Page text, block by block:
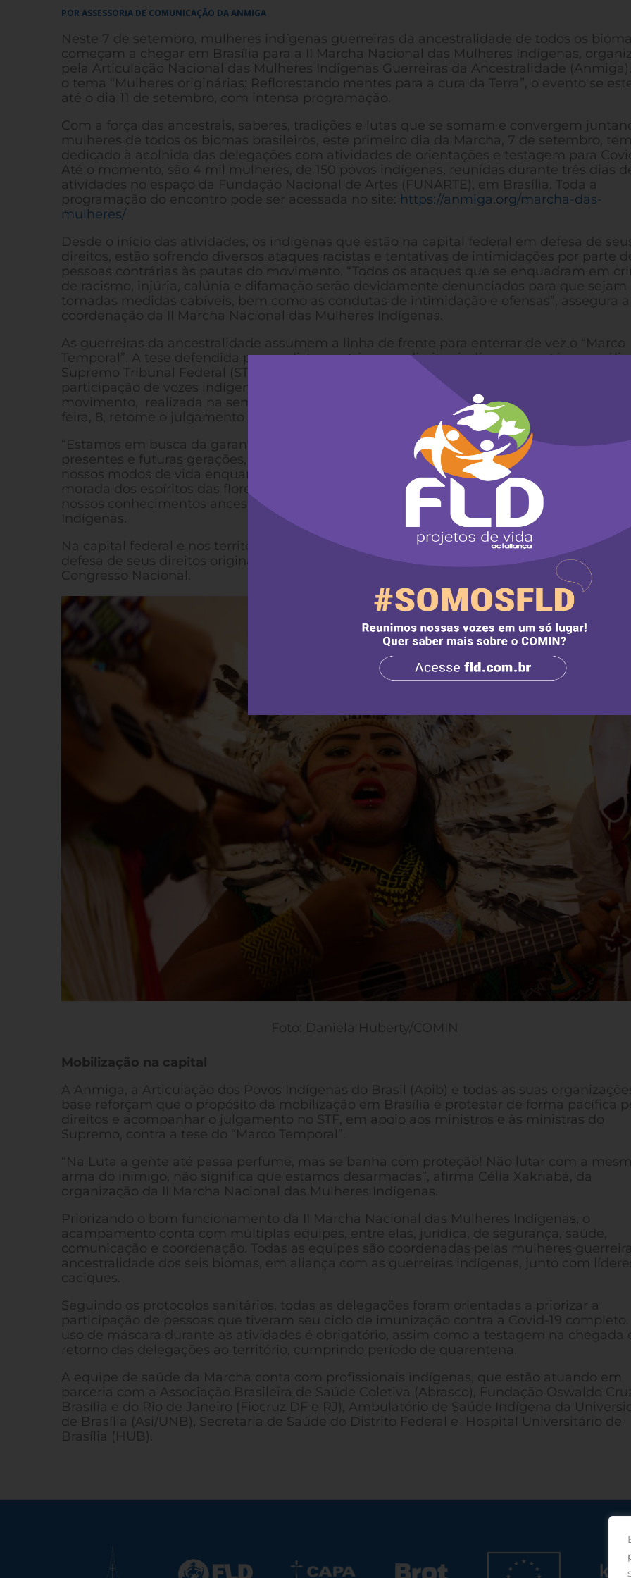
POR ASSESSORIA DE COMUNICAÇÃO DA ANMIGA
Neste 7 de setembro, mulheres indígenas guerreiras da ancestralidade de todos os
começam a chegar em Brasília para a II Marcha Nacional das Mulheres Indígenas,
pela Articulação Nacional das Mulheres Indígenas Guerreiras da Ancestralidade (Anmiga).
o tema “Mulheres originárias: Reflorestando mentes para a cura da Terra”, o evento se
até o dia 11 de setembro, com intensa programação.
Com a força das ancestrais, saberes, tradições e lutas que se somam e convergem
mulheres de todos os biomas brasileiros, este primeiro dia da Marcha, 7 de setembro,
dedicado à acolhida das delegações com atividades de orientações e testagem para
Até o momento, são 4 mil mulheres, de 150 povos indígenas, reunidas durante três dias
atividades no espaço da Fundação Nacional de Artes (FUNARTE), em Brasília. Toda a
programação do encontro pode ser acessada no site: https://anmiga.org/marcha-das-
mulheres/
Desde o início das atividades, os indígenas que estão na capital federal em defesa de
direitos, estão sofrendo diversos ataques racistas e tentativas de intimidações por parte
pessoas contrárias às pautas do movimento. “Todos os ataques que se enquadram em
de racismo, injúria, calúnia e difamação serão devidamente denunciados para que sejam
tomadas medidas cabíveis, bem como as condutas de intimidação e ofensas”, assegura a
coordenação da II Marcha Nacional das Mulheres Indígenas.
As guerreiras da ancestralidade assumem a
linha de frente para enterrar de vez o “Marco
Temporal”. A tese defendida por ruralistas restringe os direitos indígenas e está em
Supremo Tribunal Federal (STF). Após a apresentação de todas as sustentações orais que
participação de vozes indígenas, considerada por nós mulheres como marco na história do
movimento, realizada na semana passada, a previsão é de que a sessão da Corte desta
feira, 8, retome o julgamento que irá definir o futuro de todas as terras indígenas no Brasil.
“Estamos em busca da garantia de nossos territórios, pelas que nos antecederam, para as
presentes e futuras gerações, defendendo o meio ambiente, este bem comum que
nossos modos de vida enquanto humanidade. Para além de mero recurso físico, é
morada dos espíritos das florestas, dos animais e das águas da vida como um todo, fonte
nossos conhecimentos ancestrais”, afirma a coordenação da II Marcha Nacional das
Indígenas.
Na capital federal e nos territórios, os povos indígenas têm se mobilizado há três semanas
defesa de seus direitos originários e contra a agenda anti-indígena do governo Bolsonaro
Congresso Nacional.
Foto: Daniela Huberty/COMIN
Mobilização na capital
A Anmiga, a Articulação dos Povos Indígenas do Brasil (Apib) e todas as suas
base reforçam que o propósito da mobilização em Brasília é protestar de forma pacífica
direitos e acompanhar o julgamento no STF, em apoio aos ministros e às ministras do
Supremo, contra a tese do “Marco Temporal”.
“Na Luta a gente até passa perfume, mas se banha com proteção! Não lutar com a
arma do inimigo, não significa que estamos desarmadas”, afirma Célia Xakriabá, da
organização da II Marcha Nacional das Mulheres Indígenas.
Priorizando o bom funcionamento da II Marcha Nacional das Mulheres Indígenas, o
acampamento conta com múltiplas equipes, entre elas, jurídica, de segurança, saúde,
comunicação e coordenação. Todas as equipes são coordenadas pelas mulheres
ancestralidade dos seis biomas, em aliança com as guerreiras indígenas, junto com
caciques.
Seguindo os protocolos sanitários, todas as delegações foram orientadas a priorizar a
participação de pessoas que tiveram seu ciclo de imunização contra a Covid-19 completo.
uso de máscara durante as atividades é obrigatório, assim como a testagem na chegada
retorno das delegações ao território, cumprindo período de quarentena.
A equipe de saúde da Marcha conta com profissionais indígenas, que estão atuando em
parceria com a Associação Brasileira de Saúde Coletiva (Abrasco), Fundação Oswaldo
Brasília e do Rio de Janeiro (Fiocruz DF e RJ), Ambulatório de Saúde Indígena da
de Brasília (Asi/UNB), Secretaria de Saúde do Distrito Federal e Hospital Universitário de
Brasília (HUB).